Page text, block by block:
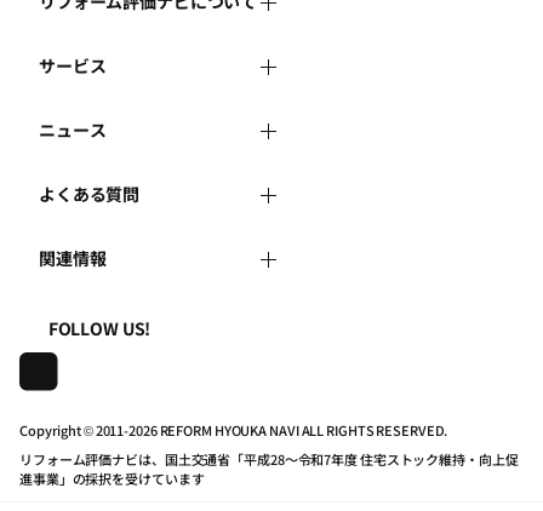
リフォーム評価ナビとは
運営体制
はじめての方へ
事務局へのお問い合せ
地域の相談窓口のみなさまへ
住宅関連機関リンク集
サービス
リフォーム会社を探す
リフォーム事例を見る
リフォームを相談する
リフォームを学ぶ
マイページの活用
ニュース
新着情報
講習会・セミナー
連携機関・企業・団体トピックス
よくある質問
よくある質問
利用規約
プライバシーポリシー
動作推奨環境について
関連情報
一般財団法人住まいづくりナビセンター
株式会社日本建築住宅センター
FOLLOW US!
Copyright © 2011-2026 REFORM HYOUKA NAVI ALL RIGHTS RESERVED.
リフォーム評価ナビは、国土交通省「平成28～令和7年度 住宅ストック維持・向上促
進事業」の採択を受けています